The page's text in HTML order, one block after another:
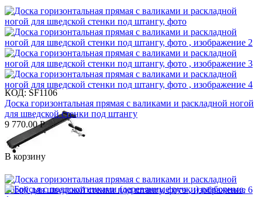
КОД: SF1106
Доска горизонтальная прямая с валиками и раскладной ногой
для шведской стенки под штангу
9 770.00 Р
В корзину